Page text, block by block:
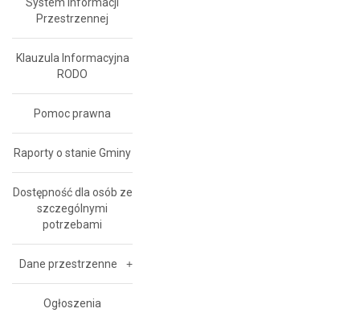
Przestrzennej
Klauzula Informacyjna
RODO
Pomoc prawna
Raporty o stanie Gminy
Dostępność dla osób ze
szczególnymi
potrzebami
Dane przestrzenne
Ogłoszenia